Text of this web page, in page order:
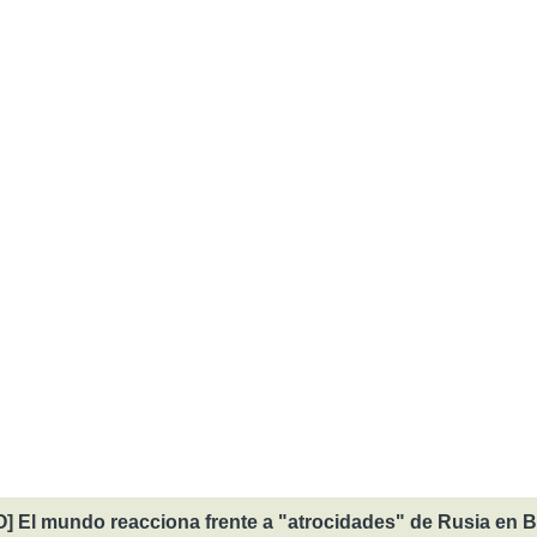
El mundo reacciona frente a "atrocidades" de Rusia en